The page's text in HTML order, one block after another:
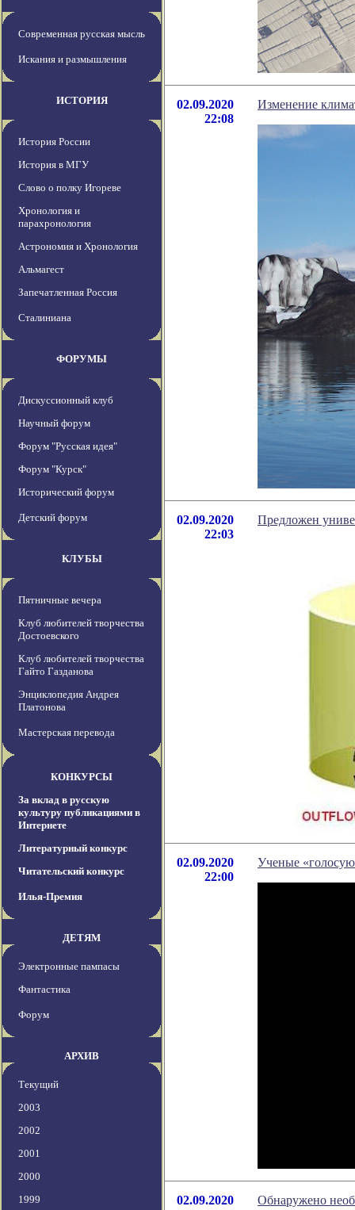
Современная русская мысль
Искания и размышления
ИСТОРИЯ
История России
История в МГУ
Слово о полку Игореве
Хронология и
парахронология
Астрономия и Хронология
Альмагест
Запечатленная Россия
Сталиниана
ФОРУМЫ
Дискуссионный клуб
Научный форум
Форум "Русская идея"
Форум "Курск"
Исторический форум
Детский форум
КЛУБЫ
Пятничные вечера
Клуб любителей творчества
Достоевского
Клуб любителей творчества
Гайто Газданова
Энциклопедия Андрея
Платонова
Мастерская перевода
КОНКУРСЫ
За вклад в русскую
культуру публикациями в
Интернете
Литературный конкурс
Читательский конкурс
Илья-Премия
ДЕТЯМ
Электронные пампасы
Фантастика
Форум
АРХИВ
Текущий
2003
2002
2001
2000
1999
02.09.2020
22:08
Изменение
02.09.2020
22:03
Предложен
02.09.2020
22:00
Ученые
02.09.2020
Обнаружено